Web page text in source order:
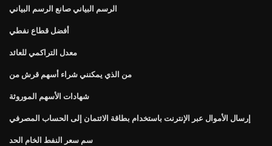
الرسم البياني صانع الرسم البياني
أفضل قطاع نفطي
معدل التراكمي للعائد
من الذي يمكنني شراء أسهم قرش من
شهادات الأسهم الموروثة
إرسال الأموال عبر الإنترنت باستخدام بطاقة الائتمان إلى الحساب المصرفي
سم سعر النفط الخام الحد